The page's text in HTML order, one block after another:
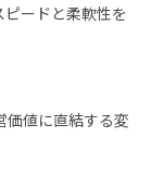
ードと柔軟性を
価値に直結する変